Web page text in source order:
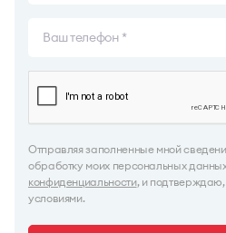
Отправляя заполненные мной
обработку моих персональных данных
конфиденциальности, и подтверждаю,
условиями.